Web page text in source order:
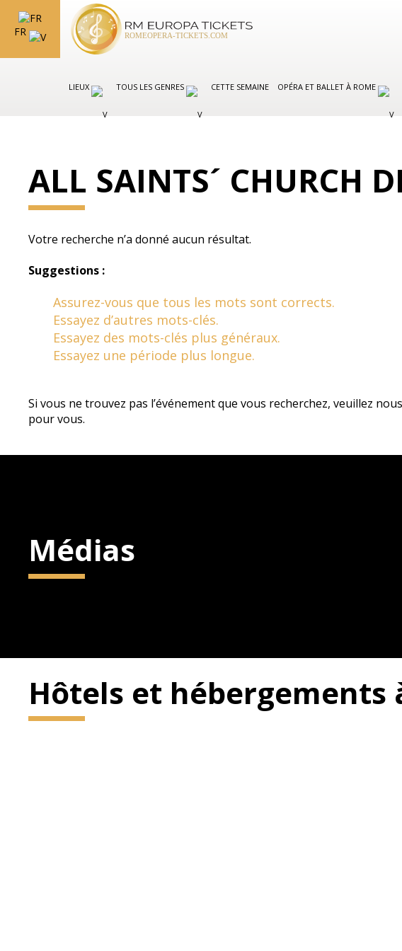
FR
LIEUX TOUS LES GENRES CETTE SEMAINE OPÉRA ET BALLET À ROME
ALL SAINTS´ CHURCH
Votre recherche n’a donné aucun résultat.
Suggestions :
Assurez-vous que tous les mots sont corrects.
Essayez d’autres mots-clés.
Essayez des mots-clés plus généraux.
Essayez une période plus longue.
Si vous ne trouvez pas l’événement que vous recherchez, veuillez
pour vous.
Médias
Hôtels et hébergements